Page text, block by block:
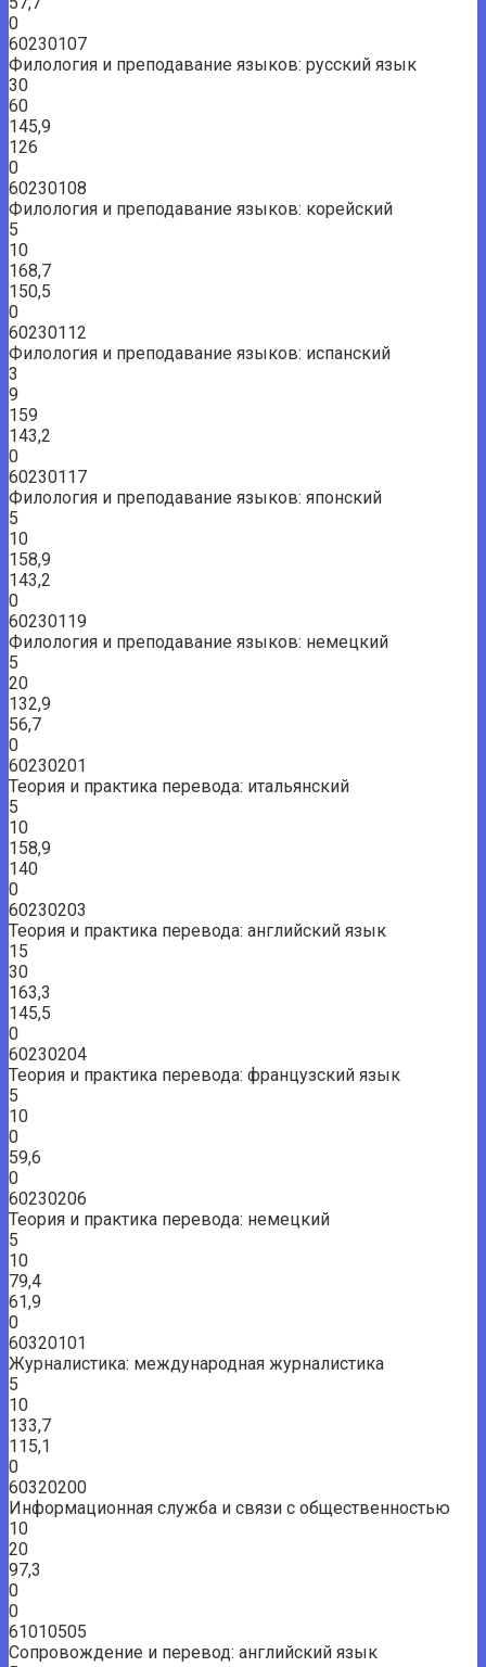
0
60230107
Филология и преподавание языков: русский язык
30
60
145,9
126
0
60230108
Филология и преподавание языков: корейский
5
10
168,7
150,5
0
60230112
Филология и преподавание языков: испанский
3
9
159
143,2
0
60230117
Филология и преподавание языков: японский
5
10
158,9
143,2
0
60230119
Филология и преподавание языков: немецкий
5
20
132,9
56,7
0
60230201
Теория и практика перевода: итальянский
5
10
158,9
140
0
60230203
Теория и практика перевода: английский язык
15
30
163,3
145,5
0
60230204
Теория и практика перевода: французский язык
5
10
0
59,6
0
60230206
Теория и практика перевода: немецкий
5
10
79,4
61,9
0
60320101
Журналистика: международная журналистика
5
10
133,7
115,1
0
60320200
Информационная служба и связи с общественностью
10
20
97,3
0
0
61010505
Сопровождение и перевод: английский язык